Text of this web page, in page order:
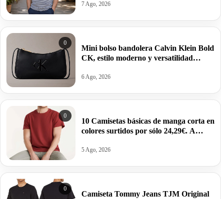
7 Ago, 2026
0
Mini bolso bandolera Calvin Klein Bold
CK, estilo moderno y versatilidad
6 Ago, 2026
0
10 Camisetas básicas de manga corta en
colores surtidos por sólo 24,29€. A
5 Ago, 2026
0
Camiseta Tommy Jeans TJM Original